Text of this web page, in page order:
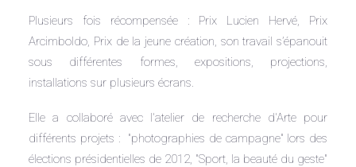
Plusieurs fois récompensée : Prix Lucien Hervé, Prix
Arcimboldo, Prix de la jeune création, son travail s’épanouit
sous différentes formes, expositions, projections,
installations sur plusieurs écrans.
Elle a collaboré avec l'atelier de recherche d'Arte pour
différents projets : "photographies de campagne" lors des
élections présidentielles de 2012, "Sport, la beauté du geste"